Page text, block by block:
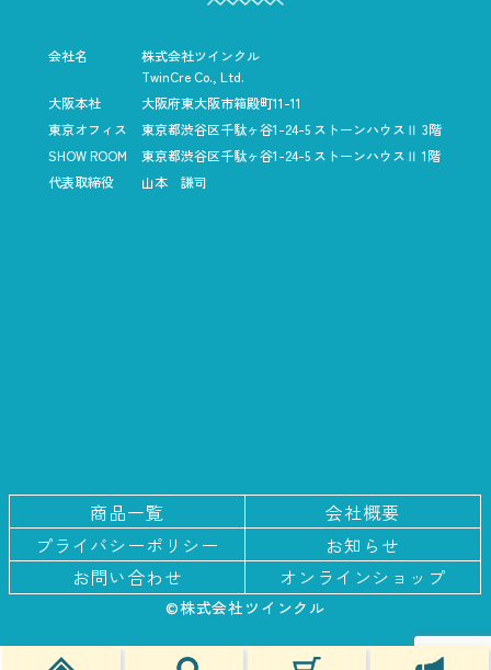
会社名
株式会社ツインクル
TwinCre Co., Ltd.
大阪本社
大阪府東大阪市箱殿町11-11
東京オフィス
東京都渋谷区千駄ヶ谷1-24-5 ストーンハウスⅡ 3階
SHOW ROOM
東京都渋谷区千駄ヶ谷1-24-5 ストーンハウスⅡ 1階
代表取締役
山本 謙司
商品一覧
会社概要
プライバシーポリシー
お知らせ
お問い合わせ
オンラインショップ
©株式会社ツインクル